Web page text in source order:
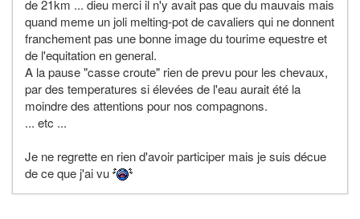
de 21km ... dieu merci il n'y avait pas que du mauvais mais
quand meme un joli melting-pot de cavaliers qui ne donnent
franchement pas une bonne image du tourime equestre et
de l'equitation en general.
A la pause "casse croute" rien de prevu pour les chevaux,
par des temperatures si élevées de l'eau aurait été la
moindre des attentions pour nos compagnons.
... etc ...
Je ne regrette en rien d'avoir participer mais je suis décue
de ce que j'ai vu